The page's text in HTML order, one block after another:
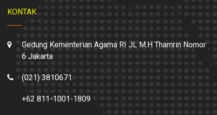
KONTAK
Gedung Kementerian Agama RI JL M.H Thamrin Nomor
6 Jakarta
(021) 3810671
+62 811-1001-1809